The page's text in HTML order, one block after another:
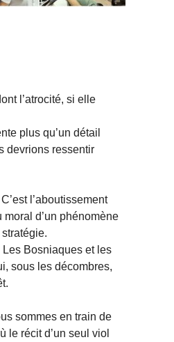
l’atrocité, si elle
plus qu’un détail
devrions ressentir
l’aboutissement
d’un phénomène
Bosniaques et les
sous les décombres,
sommes en train de
le récit d’un seul viol